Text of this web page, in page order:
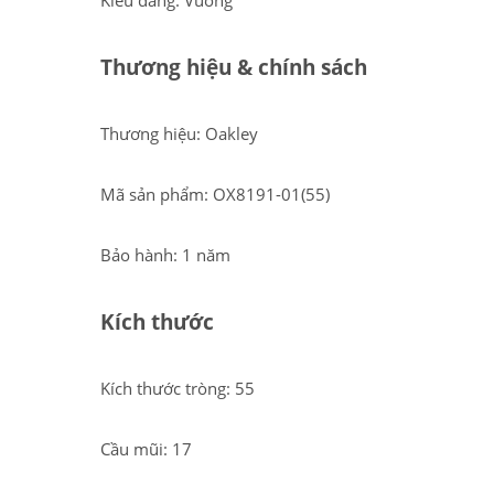
Thương hiệu & chính sách
Thương hiệu: Oakley
Mã sản phẩm: OX8191-01(55)
Bảo hành: 1 năm
Kích thước
Kích thước tròng: 55
Cầu mũi: 17